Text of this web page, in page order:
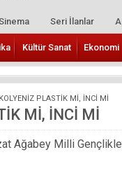
Seri İlanlar
Kültür Sanat Ekonomi
KOLYENİZ PLASTİK Mİ, İNCİ Mİ
Mİ, İNCİ Mİ
Ağabey Milli